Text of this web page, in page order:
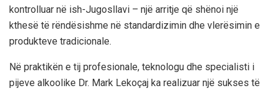
kontrolluar në ish-Jugosllavi – një arritje që shënoi një
kthesë të rëndësishme në standardizimin dhe vlerësimin e
produkteve tradicionale.
Në praktikën e tij profesionale, teknologu dhe specialisti i
pijeve alkoolike Dr. Mark Lekoçaj ka realizuar një sukses të